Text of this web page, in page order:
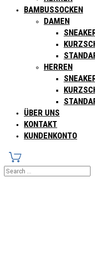
BAMBUSSOCKEN
DAMEN
HERREN
ÜBER UNS
KONTAKT
KUNDENKONTO